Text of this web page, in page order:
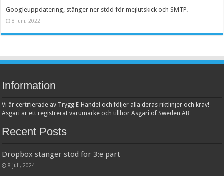
Googleuppdatering, stänger ner stöd för mejlutskick och SMTP.
8 juni, 2022
Information
Vi är certifierade av Trygg E-Handel och följer alla deras riktlinjer och krav!
Asgari är ett registrerat varumärke och tillhör Asgari of Sweden AB
Recent Posts
Dropbox stänger stöd för 3:e part
8 juli, 2024